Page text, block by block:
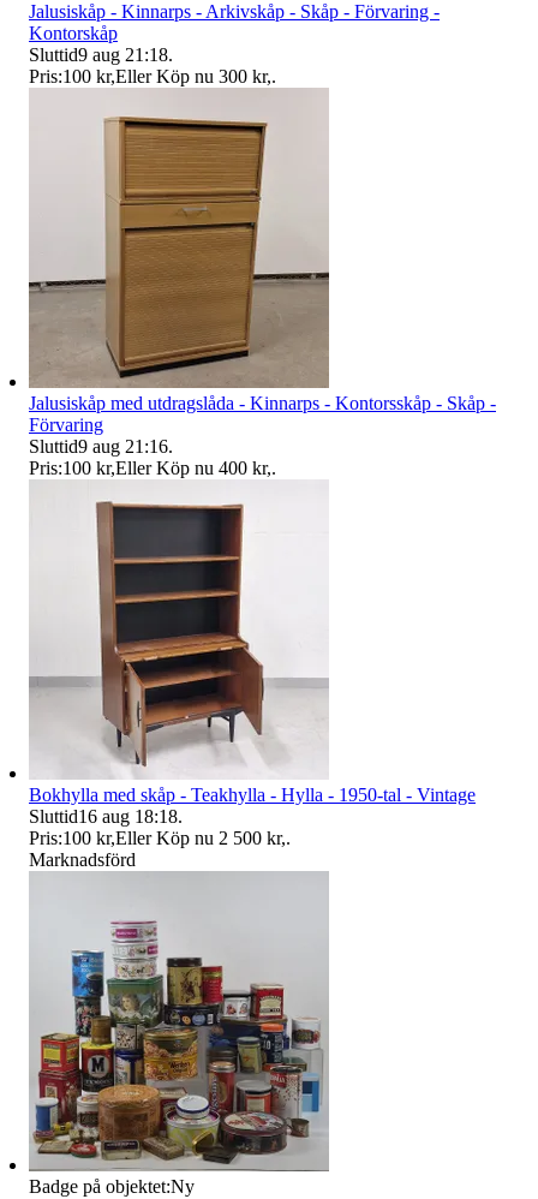
Jalusiskåp - Kinnarps - Arkivskåp - Skåp - Förvaring -
Kontorskåp
Sluttid9 aug 21:18.
Pris:100 kr,Eller Köp nu 300 kr,.
Jalusiskåp med utdragslåda - Kinnarps - Kontorsskåp - Skåp -
Förvaring
Sluttid9 aug 21:16.
Pris:100 kr,Eller Köp nu 400 kr,.
Bokhylla med skåp - Teakhylla - Hylla - 1950-tal - Vintage
Sluttid16 aug 18:18.
Pris:100 kr,Eller Köp nu 2 500 kr,.
Marknadsförd
Badge på objektet:Ny